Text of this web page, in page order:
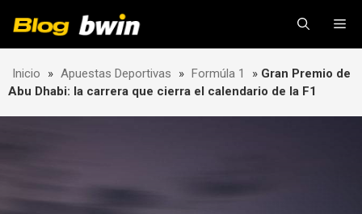
Inicio » Apuestas Deportivas » Formúla 1 » Gran Premio de
Abu Dhabi: la carrera que cierra el calendario de la F1